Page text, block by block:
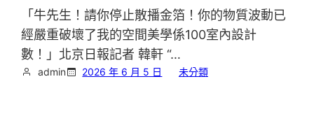
「牛先生！請你停止散播金箔！你的物質波動已
經嚴重破壞了我的空間美學係100室內設計
數！」北京日報記者 韓軒 “…
admin 2026 年 6 月 5 日 未分類